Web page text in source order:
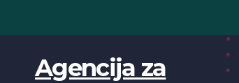
Agencija za